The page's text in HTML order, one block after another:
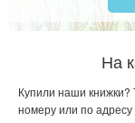
На
Купили наши книжки?
номеру или по